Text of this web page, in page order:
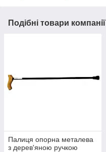
Подібні товари компанії
Палиця опорна металева
з дерев'яною ручкою